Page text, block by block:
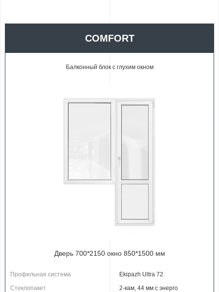
COMFORT
Балконный блок с глухим окном
Дверь 700*2150 окно 850*1500 мм
Профильная система
Ekipazh Ultra 72
Стеклопакет
2-кам, 44 мм с энерго